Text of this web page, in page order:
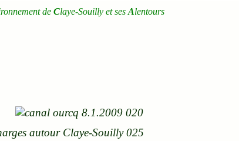
de Claye-Souilly et ses Alentours